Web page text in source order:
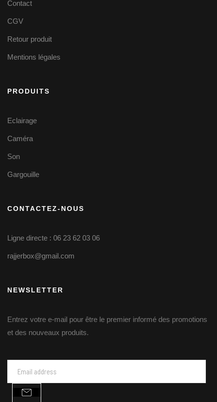
Contact
CGV
Retour produit
Mentions légales
PRODUITS
Eclairage
Caméra
Son
Gargouille
CONTACTEZ-NOUS
Ligne directe : 06 23 62 03 06
rajjerbox@gmail.com
NEWSLETTER
Entrez votre e-mail pour être le premier informé des promotions
et des nouveaux produits.